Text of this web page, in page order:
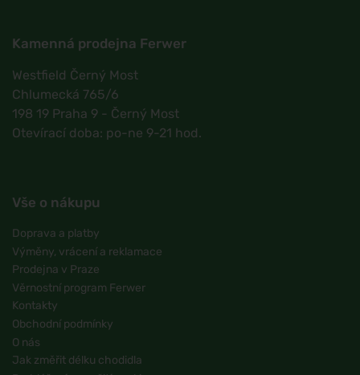
Kamenná prodejna Ferwer
Westfield Černý Most
Chlumecká 765/6
198 19 Praha 9 - Černý Most
Otevírací doba: po-ne 9-21 hod.
Vše o nákupu
Doprava a platby
Výměny, vrácení a reklamace
Prodejna v Praze
Věrnostní program Ferwer
Kontakty
Obchodní podmínky
O nás
Jak změřit délku chodidla